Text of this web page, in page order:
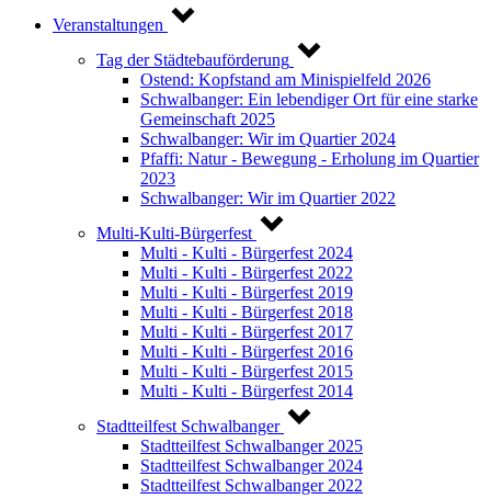
Veranstaltungen
Tag der Städtebauförderung
Ostend: Kopfstand am Minispielfeld 2026
Schwalbanger: Ein lebendiger Ort für eine starke
Gemeinschaft 2025
Schwalbanger: Wir im Quartier 2024
Pfaffi: Natur - Bewegung - Erholung im Quartier
2023
Schwalbanger: Wir im Quartier 2022
Multi-Kulti-Bürgerfest
Multi - Kulti - Bürgerfest 2024
Multi - Kulti - Bürgerfest 2022
Multi - Kulti - Bürgerfest 2019
Multi - Kulti - Bürgerfest 2018
Multi - Kulti - Bürgerfest 2017
Multi - Kulti - Bürgerfest 2016
Multi - Kulti - Bürgerfest 2015
Multi - Kulti - Bürgerfest 2014
Stadtteilfest Schwalbanger
Stadtteilfest Schwalbanger 2025
Stadtteilfest Schwalbanger 2024
Stadtteilfest Schwalbanger 2022